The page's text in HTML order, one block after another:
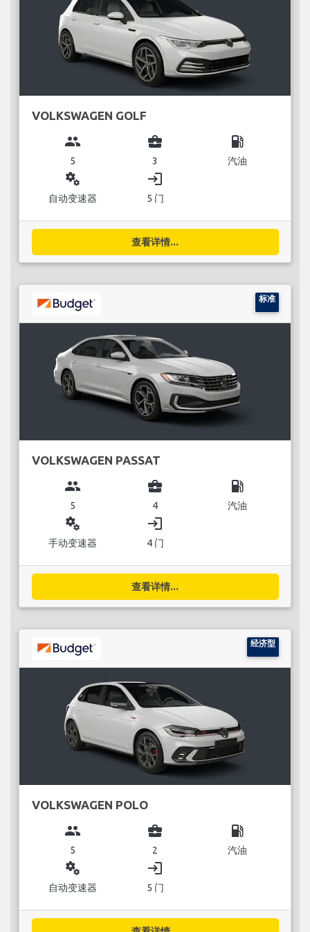
VOLKSWAGEN GOLF
group
5
business_center
3
local_gas_station
汽油
miscellaneous_services
自动变速器
login
5 门
查看详情...
标准
VOLKSWAGEN PASSAT
group
5
business_center
4
local_gas_station
汽油
miscellaneous_services
手动变速器
login
4 门
查看详情...
经济型
VOLKSWAGEN POLO
group
5
business_center
2
local_gas_station
汽油
miscellaneous_services
自动变速器
login
5 门